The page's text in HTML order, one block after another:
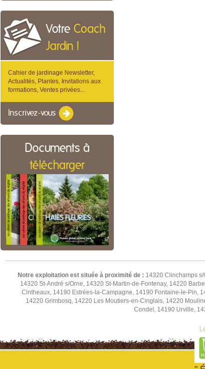
Votre Coach
Jardin !
Cahier de jardinage Newsletter,
Actualités, Plantes, Invitations aux
formations, Ventes privées...
Inscrivez-vous
Documents à
télécharger
Notre exploitation est située à proximité de : 14320 Clinchamps
14320 St-André s/Orne, 14320 St-Martin-de-Fontenay, 14220
Cintheaux, 14190 Estrées-la-Campagne, 14190 Fontaine-le-Pin,
14220 Grimbosq, 14220 Les Moutiers-en-Cinglais, 14220
Condel, 14190 Urville,